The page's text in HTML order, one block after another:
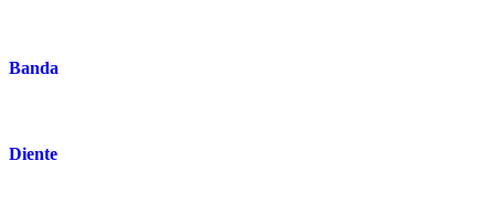
Banda
Diente